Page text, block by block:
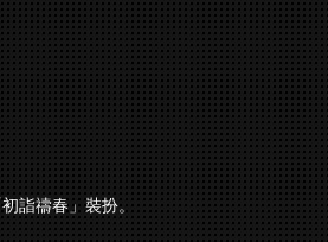
詣禱春」裝扮。